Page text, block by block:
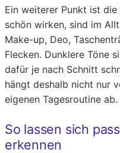
Ein weiterer Punkt ist die
schön wirken, sind im
Make-up, Deo,
Flecken. Dunklere Töne
dafür je nach Schnitt
hängt deshalb nicht nur
eigenen Tagesroutine ab.
So lassen sich
erkennen